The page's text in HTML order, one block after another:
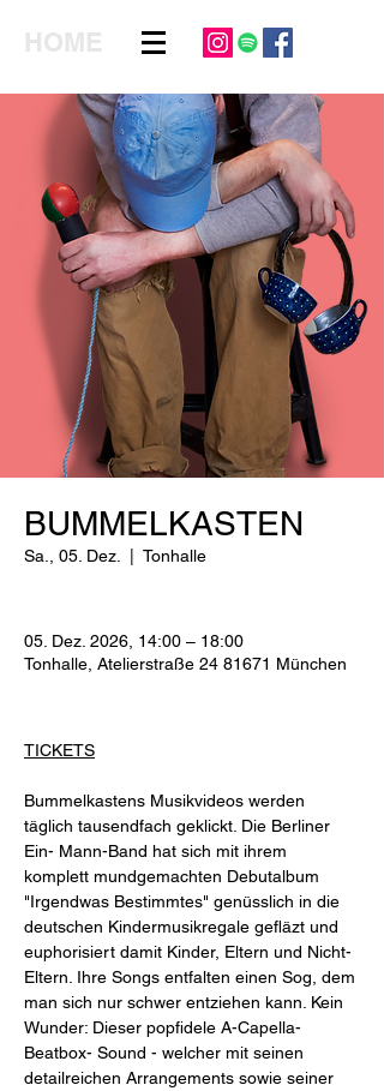
HOME
BUMMELKASTEN
Sa., 05. Dez. Tonhalle
05. Dez. 2026, 14:00 – 18:00
Tonhalle, Atelierstraße 24 81671 München
TICKETS
Bummelkastens Musikvideos werden
täglich tausendfach geklickt. Die Berliner
Ein- Mann-Band hat sich mit ihrem
komplett mundgemachten Debutalbum
"Irgendwas Bestimmtes" genüsslich in die
deutschen Kindermusikregale gefläzt und
euphorisiert damit Kinder, Eltern und Nicht-
Eltern. Ihre Songs entfalten einen Sog, dem
man sich nur schwer entziehen kann. Kein
Wunder: Dieser popfidele A-Capella-
Beatbox- Sound - welcher mit seinen
detailreichen Arrangements sowie seiner